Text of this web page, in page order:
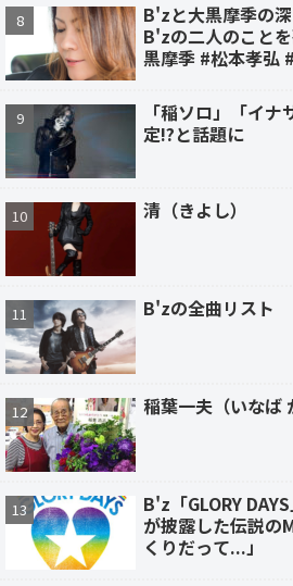
B'zと大黒摩季の
B'zの二人のこと
黒摩季 #松本孝弘
「稲ソロ」「イ
定!?と話題に
清（きよし）
B'zの全曲リスト
稲葉一夫（いなば
B'z「GLORY
が披露した伝説の
くりだって...」